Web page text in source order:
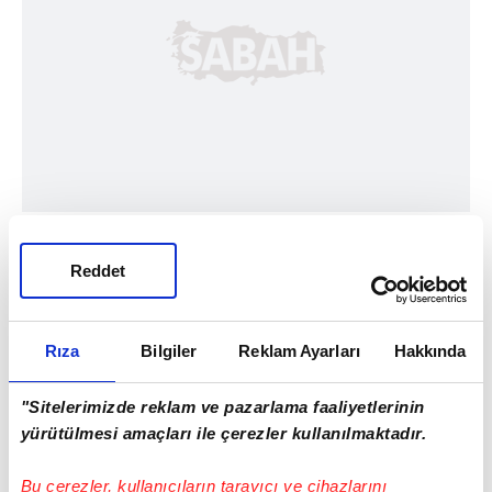
Rıza Bilgiler Reklam Ayarları Hakkında
"Sitelerimizde reklam ve pazarlama faaliyetlerinin
yürütülmesi amaçları ile çerezler kullanılmaktadır.
Bu çerezler, kullanıcıların tarayıcı ve cihazlarını
Reddet
Haber Girişi